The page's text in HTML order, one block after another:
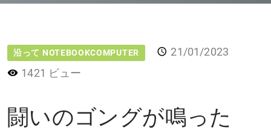
沿って NOTEBOOKCOMPUTER
21/01/2023
1421 ビュー
闘いのゴングが鳴った